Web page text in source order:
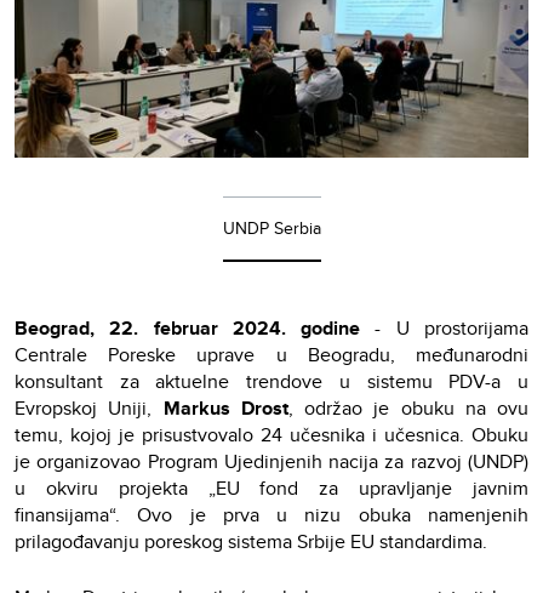
UNDP Serbia
Beograd, 22. februar 2024. godine - U prostorijama
Centrale Poreske uprave u Beogradu, međunarodni
konsultant za aktuelne trendove u sistemu PDV-a u
Evropskoj Uniji, Markus Drost, održao je obuku na ovu
temu, kojoj je prisustvovalo 24 učesnika i učesnica. Obuku
je organizovao Program Ujedinjenih nacija za razvoj (UNDP)
u okviru projekta „EU fond za upravljanje javnim
finansijama“. Ovo je prva u nizu obuka namenjenih
prilagođavanju poreskog sistema Srbije EU standardima.